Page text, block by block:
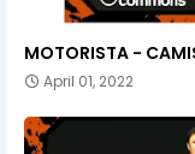
MOTORISTA -
April 01, 2022